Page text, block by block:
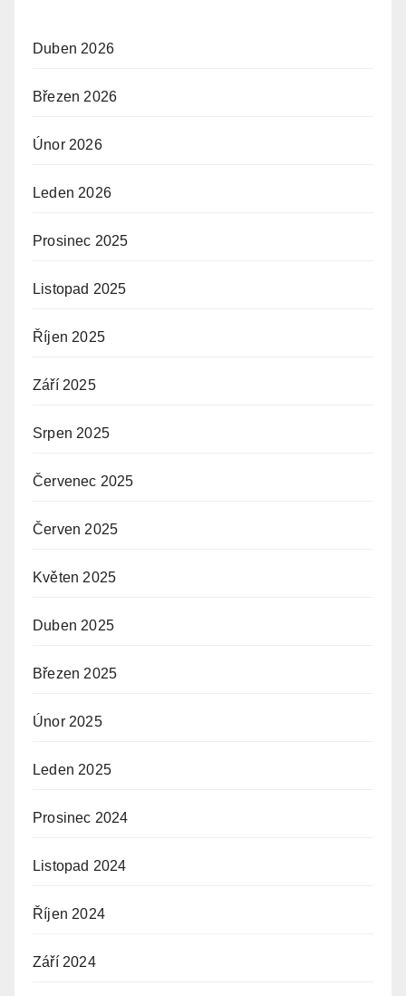
Duben 2026
Březen 2026
Únor 2026
Leden 2026
Prosinec 2025
Listopad 2025
Říjen 2025
Září 2025
Srpen 2025
Červenec 2025
Červen 2025
Květen 2025
Duben 2025
Březen 2025
Únor 2025
Leden 2025
Prosinec 2024
Listopad 2024
Říjen 2024
Září 2024